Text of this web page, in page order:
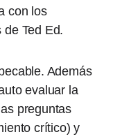
con los
Ted Ed.
Además
evaluar la
preguntas
crítico) y